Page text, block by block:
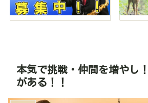
本気で挑戦・仲間を増やし
がある！！